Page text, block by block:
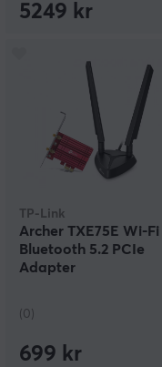
5249 kr
TP-Link
Archer TXE75E Wi-Fi
Bluetooth 5.2 PCIe
Adapter
(0)
699 kr